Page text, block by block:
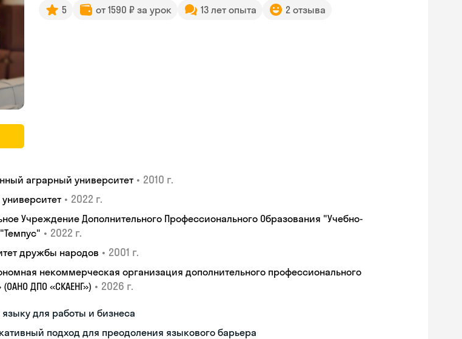
5 от 1590 ₽ за урок 13 лет опыта 2 отзыва
аграрный университет • 2010 г.
• 2022 г.
Учреждение Дополнительного Профессионального Образования "Учебно-
• 2022 г.
дружбы народов • 2001 г.
некоммерческая организация дополнительного профессионального
ДПО «СКАЕНГ») • 2026 г.
языку для работы и бизнеса
подход для преодоления языкового барьера